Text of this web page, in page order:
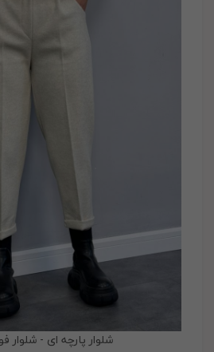
شلوار پارچه ای - شلوار